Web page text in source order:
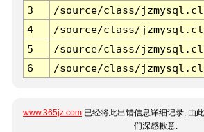
3 /source/class/
4
/source/class/
5
/source/class/
6
/source/class/
www.365jz.com 已经将此出错信息详细记录, 由
们深感歉意.